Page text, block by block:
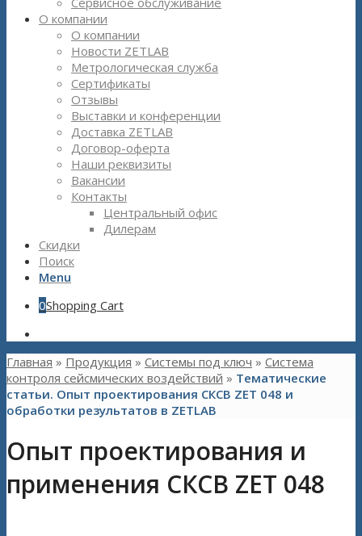
О компании
О компании
Новости ZETLAB
Метрологическая служба
Сертификаты
Отзывы
Выставки и конференции
Доставка ZETLAB
Договор-оферта
Наши реквизиты
Вакансии
Контакты
Центральный офис
Дилерам
Скидки
Поиск
Menu
0Shopping Cart
Главная » Продукция » Системы под ключ » Система
контроля сейсмических воздействий » Тематические
статьи. Опыт проектирования СКСВ ZET 048 и
обработки результатов в ZETLAB
Опыт проектирования и
применения СКСВ ZET 048